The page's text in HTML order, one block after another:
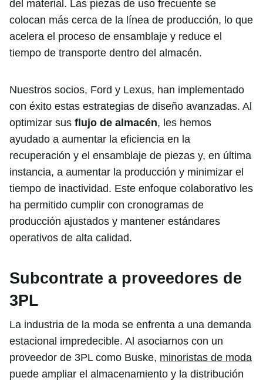
del material. Las piezas de uso frecuente se
colocan más cerca de la línea de producción, lo que
acelera el proceso de ensamblaje y reduce el
tiempo de transporte dentro del almacén.
Nuestros socios, Ford y Lexus, han implementado
con éxito estas estrategias de diseño avanzadas. Al
optimizar sus flujo de almacén, les hemos
ayudado a aumentar la eficiencia en la
recuperación y el ensamblaje de piezas y, en última
instancia, a aumentar la producción y minimizar el
tiempo de inactividad. Este enfoque colaborativo les
ha permitido cumplir con cronogramas de
producción ajustados y mantener estándares
operativos de alta calidad.
Subcontrate a proveedores de
3PL
La industria de la moda se enfrenta a una demanda
estacional impredecible. Al asociarnos con un
proveedor de 3PL como Buske, minoristas de moda
puede ampliar el almacenamiento y la distribución